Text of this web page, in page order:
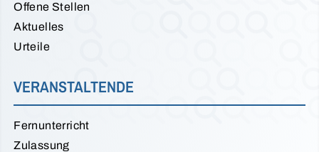
Offene Stellen
Aktuelles
Urteile
VERANSTALTENDE
Fernunterricht
Zulassung